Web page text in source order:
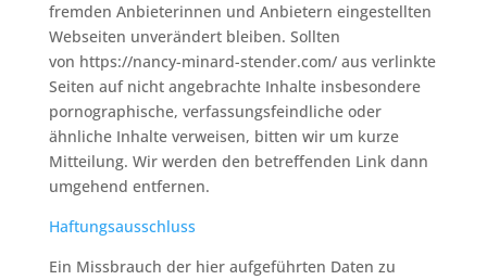
fremden Anbieterinnen und Anbietern eingestellten
Webseiten unverändert bleiben. Sollten
von https://nancy-minard-stender.com/ aus verlinkte
Seiten auf nicht angebrachte Inhalte insbesondere
pornographische, verfassungsfeindliche oder
ähnliche Inhalte verweisen, bitten wir um kurze
Mitteilung. Wir werden den betreffenden Link dann
umgehend entfernen.
Haftungsausschluss
Ein Missbrauch der hier aufgeführten Daten zu